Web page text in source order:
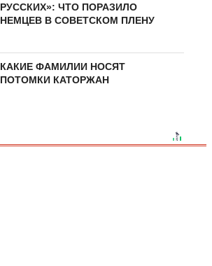
РУССКИХ»: ЧТО ПОРАЗИЛО
НЕМЦЕВ В СОВЕТСКОМ ПЛЕНУ
КАКИЕ ФАМИЛИИ НОСЯТ
ПОТОМКИ КАТОРЖАН